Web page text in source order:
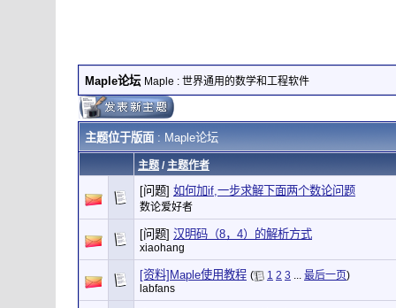
Maple论坛 Maple : 世界通用的数学和工程软件
主题位于版面: Maple论坛
主题/ 主题作者
[问题] 如何加if,一步求解下面两个数论问题
数论爱好者
[问题] 汉明码（8，4）的解析方式
xiaohang
[资料]Maple使用教程 ( 1 2 3 ... 最后一页)
labfans